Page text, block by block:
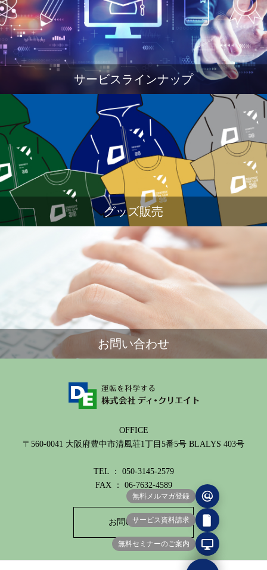
サービスラインナップ
グッズ販売
お問い合わせ
OFFICE
〒560-0041 大阪府豊中市清風荘1丁目5番5号 BLALYS 403号
TEL ： 050-3145-2579
FAX ： 06-7632-4589
お問い合わせ
無料メルマガ登録
サービス資料請求
無料セミナーのご案内